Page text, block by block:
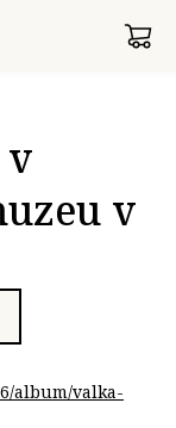
v
v
album/valka-